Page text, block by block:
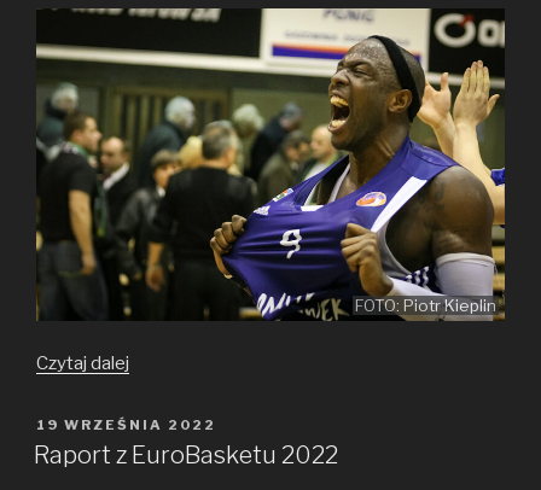
FOTO: Piotr Kieplin
Czytaj dalej
na ten
zaszczyt?
OPUBLIKOWANE
W
19 WRZEŚNIA 2022
Raport z EuroBasketu 2022